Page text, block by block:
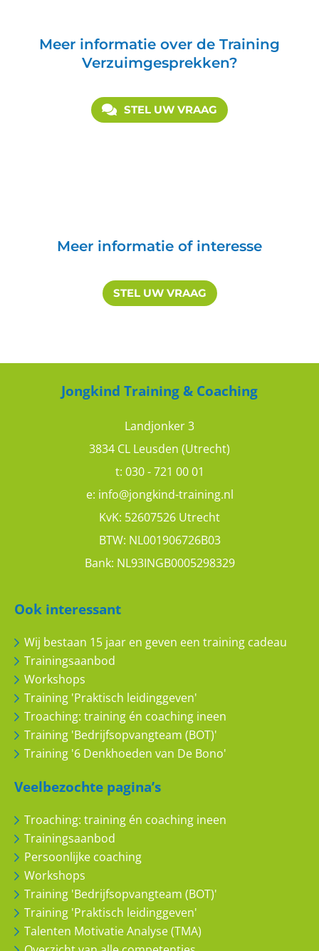
Meer informatie over de Training
Verzuimgesprekken?
STEL UW VRAAG
Meer informatie of interesse
STEL UW VRAAG
Jongkind Training & Coaching
Landjonker 3
3834 CL Leusden (Utrecht)
t: 030 - 721 00 01
e: info@jongkind-training.nl
KvK: 52607526 Utrecht
BTW: NL001906726B03
Bank: NL93INGB0005298329
Ook interessant
Wij bestaan 15 jaar en geven een training cadeau
Trainingsaanbod
Workshops
Training 'Praktisch leidinggeven'
Troaching: training én coaching ineen
Training 'Bedrijfsopvangteam (BOT)'
Training '6 Denkhoeden van De Bono'
Veelbezochte pagina’s
Troaching: training én coaching ineen
Trainingsaanbod
Persoonlijke coaching
Workshops
Training 'Bedrijfsopvangteam (BOT)'
Training 'Praktisch leidinggeven'
Talenten Motivatie Analyse (TMA)